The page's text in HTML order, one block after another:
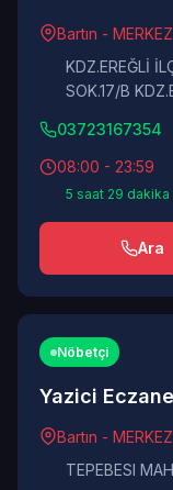
Bartın - MERKEZ
KDZ.EREĞLİ
SOK.17/B
03723167354
08:00 - 23:59
5 saat 29 dakika
Ara
Nöbetçi
Yazici
Bartın - MERKEZ
TEPEBESI